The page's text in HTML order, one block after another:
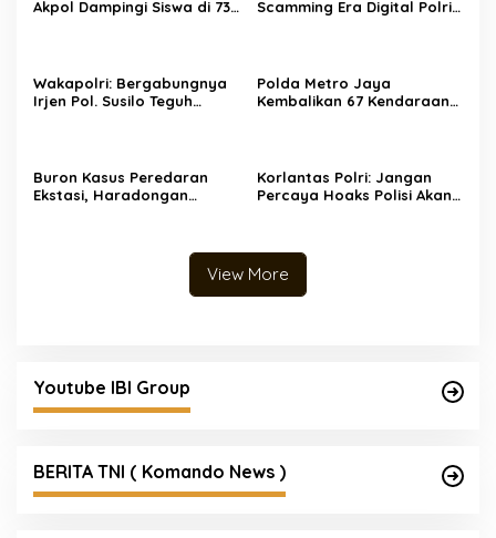
Akpol Dampingi Siswa di 73
Scamming Era Digital Polri
Wakapolri: Bergabungnya
Irjen Pol. Susilo Teguh
Polda Metro Jaya
Kembalikan 67 Kendaraan
Buron Kasus Peredaran
Ekstasi, Haradongan
Korlantas Polri: Jangan
Percaya Hoaks Polisi Akan
View More
Youtube IBI Group
BERITA TNI ( Komando News )